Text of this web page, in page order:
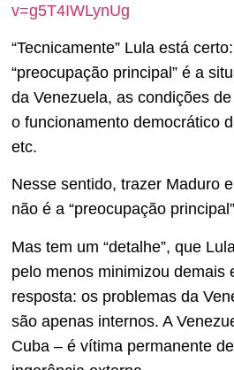
v=g5T4IWLynUg
“Tecnicamente” Lula está
“preocupação principal” é a
da Venezuela, as condições
o funcionamento democrático
etc.
Nesse sentido, trazer Maduro
não é a “preocupação
Mas tem um “detalhe”, que
pelo menos minimizou demais
resposta: os problemas da
são apenas internos. A
Cuba – é vítima permanente